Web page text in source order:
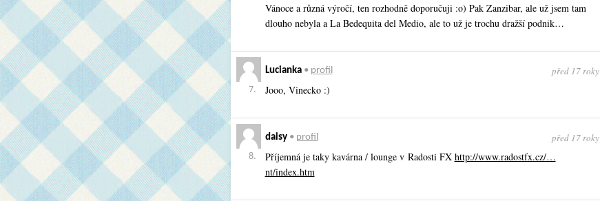
Vánoce a různá výročí, ten rozhodně doporučuji :o) Pak Zanzibar, ale už jsem tam
dlouho nebyla a La Bedequita del Medio, ale to už je trochu dražší podnik…
7.
Lucianka• profil před 17 roky
Jooo, Vinecko :)
8.
daisy• profil před 17 roky
Příjemná je taky kavárna / lounge v Radosti FX http://www.radostfx.cz/…
nt/index.htm